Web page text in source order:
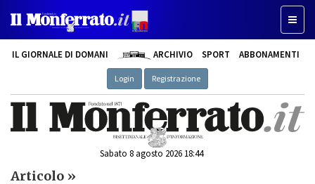
IL GIORNALE DI DOMANI ARCHIVIO SPORT ABBONAMENTI
Login Registrazione
Sabato 8 agosto 2026 18:44
Articolo »